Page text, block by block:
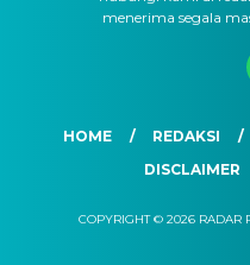
menerima segala
HOME REDAKSI
DISCLAIMER
COPYRIGHT © 2026 RADAR